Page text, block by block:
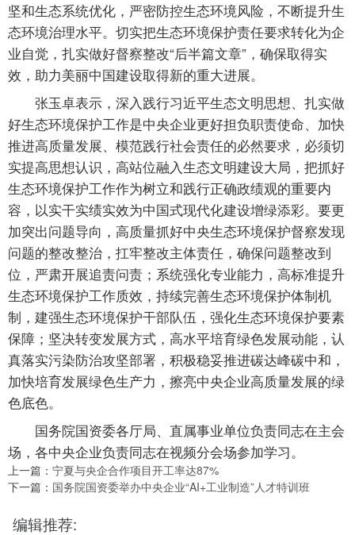
坚和生态系统优化，严密防控生态环境风险，不断提升生
态环境治理水平。切实把生态环境保护责任要求转化为企
业自觉，扎实做好督察整改“后半篇文章”，确保取得实
效，助力美丽中国建设取得新的重大进展。
张玉卓表示，深入践行习近平生态文明思想、扎实做
好生态环境保护工作是中央企业更好担负职责使命、加快
推进高质量发展、模范践行社会责任的必然要求，必须切
实提高思想认识，高站位融入生态文明建设大局，把抓好
生态环境保护工作作为树立和践行正确政绩观的重要内
容，以实干实绩实效为中国式现代化建设增绿添彩。要更
加突出问题导向，高质量抓好中央生态环境保护督察发现
问题的整改整治，扛牢整改主体责任，确保问题整改到
位，严肃开展追责问责；系统强化专业能力，高标准提升
生态环境保护工作质效，持续完善生态环境保护体制机
制，建强生态环境保护干部队伍，强化生态环境保护要素
保障；坚决转变发展方式，高水平培育绿色发展动能，认
真落实污染防治攻坚部署，积极稳妥推进碳达峰碳中和，
加快培育发展绿色生产力，擦亮中央企业高质量发展的绿
色底色。
国务院国资委各厅局、直属事业单位负责同志在主会
场，各中央企业负责同志在视频分会场参加学习。
上一篇： 宁夏与央企合作项目开工率达87%
下一篇： 国务院国资委举办中央企业“AI+工业制造”人才特训班
编辑推荐: